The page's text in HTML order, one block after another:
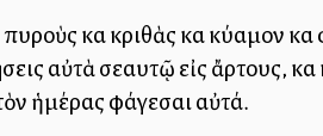
καὶ κριθὰς καὶ κύαμον
αὐτὰ σεαυτῷ εἰς ἄρτους,
ἡμέρας φάγεσαι αὐτά.